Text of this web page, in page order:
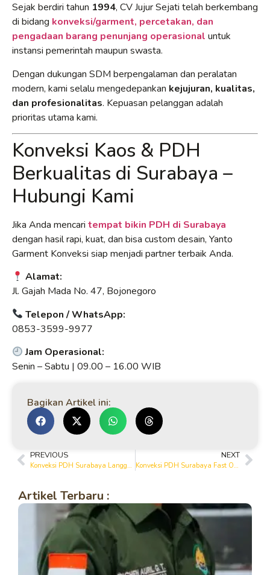
Sejak berdiri tahun 1994, CV Jujur Sejati telah berkembang
di bidang konveksi/garment, percetakan, dan
pengadaan barang penunjang operasional untuk
instansi pemerintah maupun swasta.
Dengan dukungan SDM berpengalaman dan peralatan
modern, kami selalu mengedepankan kejujuran, kualitas,
dan profesionalitas. Kepuasan pelanggan adalah
prioritas utama kami.
Konveksi Kaos & PDH
Berkualitas di Surabaya –
Hubungi Kami
Jika Anda mencari tempat bikin PDH di Surabaya
dengan hasil rapi, kuat, dan bisa custom desain, Yanto
Garment Konveksi siap menjadi partner terbaik Anda.
Alamat:
Jl. Gajah Mada No. 47, Bojonegoro
Telepon / WhatsApp:
0853-3599-9977
Jam Operasional:
Senin – Sabtu | 09.00 – 16.00 WIB
Bagikan Artikel ini:
PREVIOUS
Konveksi PDH Surabaya Langganan Instansi | Kualitas Terjamin & Tepat Waktu
NEXT
Konveksi PDH Surabaya Fast Order | Bisa Satuan & Partai Besar
Artikel Terbaru :